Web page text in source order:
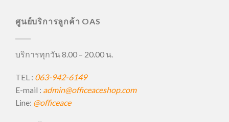
ศูนย์บริการลูกค้า OAS
บริการทุกวัน 8.00 – 20.00 น.
TEL : 063-942-6149
E-mail : admin@officeaceshop.com
Line: @officeace